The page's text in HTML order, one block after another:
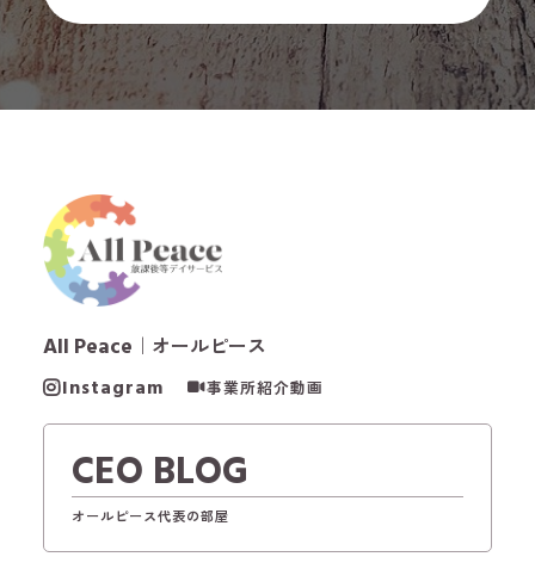
All Peace ｜オールピース
Instagram 事業所紹介動画
CEO BLOG
オールピース代表の部屋